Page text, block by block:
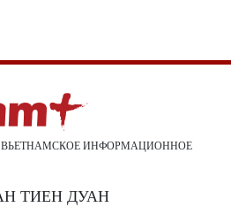
ВЬЕТНАМСКОЕ ИНФОРМАЦИОННОЕ
ТИЕН ДУАН